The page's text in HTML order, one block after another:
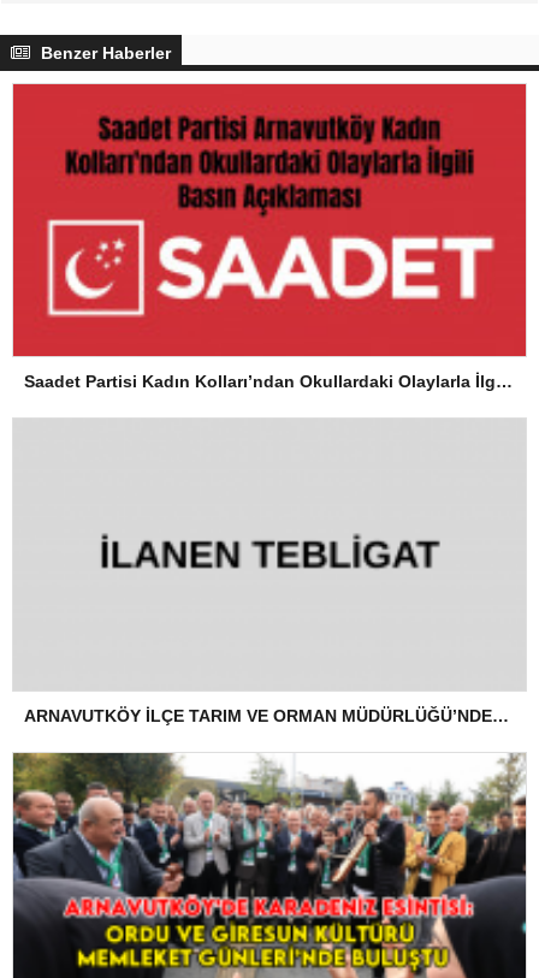
Benzer Haberler
Saadet Partisi Kadın Kolları’ndan Okullardaki Olaylarla İlgili Basın Açıklaması
ARNAVUTKÖY İLÇE TARIM VE ORMAN MÜDÜRLÜĞÜ’NDEN İLANEN TEBLİGAT